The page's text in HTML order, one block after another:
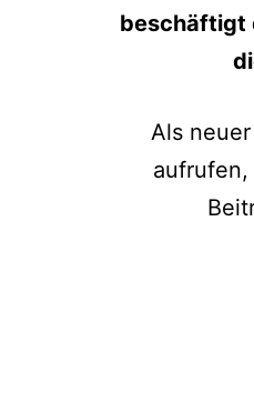
beschäftigt
Als